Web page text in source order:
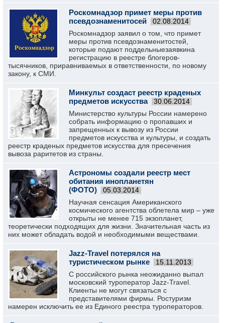
Роскомнадзор примет меры против
псевдознаменитосей
02.08.2014
Роскомнадзор заявил о том, что примет
меры против псевдознаменитостей,
которые подают поддельныезаявкина
регистрацию в реестре блогеров-
тысячников, приравниваемых в ответственности, по новому
закону, к СМИ.
Минкульт создаст реестр краденых
предметов искусства
30.06.2014
Министерство культуры России намерено
собрать информацию о пропавших и
запрещенных к вывозу из России
предметов искусства и культуры, и создать
реестр краденых предметов искусства для пресечения
вывоза раритетов из страны.
Астрономы создали реестр мест
обитания инопланетян
(ФОТО)
05.03.2014
Научная сенсация Американского
космического агентства облетела мир – уже
открыты не менее 715 экзопланет,
теоретически подходящих для жизни. Значительная часть из
них может обладать водой и необходимыми веществами.
Jazz-Travel потерялся на
туристическом рынке
15.11.2013
С российского рынка неожиданно выпал
московский туроператор Jazz-Travel.
Клиенты не могут связаться с
представителями фирмы. Ростуризм
намерен исключить ее из Единого реестра туроператоров.